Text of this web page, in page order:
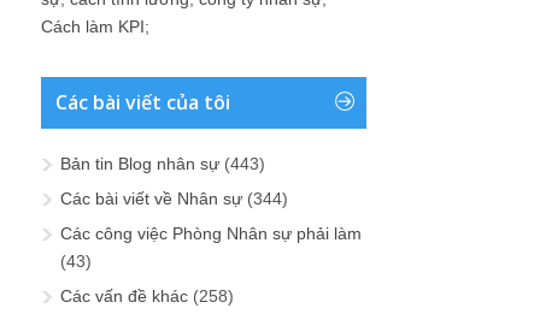
Cách làm KPI;
Các bài viết của tôi
Bản tin Blog nhân sự (443)
Các bài viết về Nhân sự (344)
Các công việc Phòng Nhân sự phải làm
(43)
Các vấn đề khác (258)